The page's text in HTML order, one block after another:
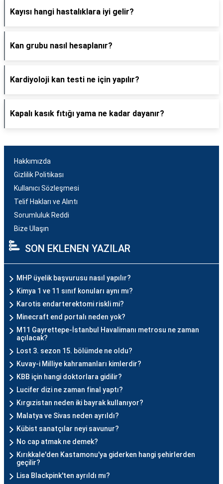
Kayısı hangi hastalıklara iyi gelir?
Kan grubu nasıl hesaplanır?
Kardiyoloji kan testi ne için yapılır?
Kapalı kasık fıtığı yama ne kadar dayanır?
Hakkımızda
Gizlilik Politikası
Kullanıcı Sözleşmesi
Telif Hakları ve Alıntı
Sorumluluk Reddi
Bize Ulaşın
SON EKLENEN YAZILAR
MHP üyelik başvurusu nasıl yapılır?
Kimya 1 ve 11 sınıf konuları aynı mı?
Karotis endarterektomi riskli mi?
Minecraft end portalı neden yok?
M11 Gayrettepe-İstanbul Havalimanı metrosu ne zaman
açılacak?
Lost 3. sezon 15. bölümde ne oldu?
Kuvay-i Milliye kahramanları kimlerdir?
KBB için hangi doktorlara gidilir?
Lucifer dizi ne zaman final yaptı?
Kırgızistan neden iki bayrak kullanıyor?
Malatya ve Sivas neden ayrıldı?
Kübist sanatçılar neyi savunur?
No cap atmak ne demek?
Kırıkkale'den Kastamonu'ya giderken hangi şehirlerden
geçilir?
Lisa Blackpink'ten ayrıldı mı?